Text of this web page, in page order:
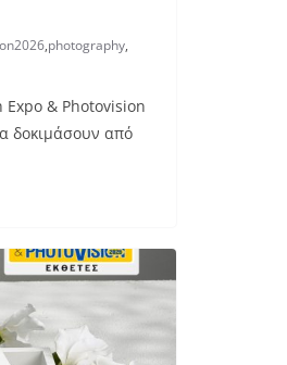
,photography,
Expo & Photovision
δοκιμάσουν από